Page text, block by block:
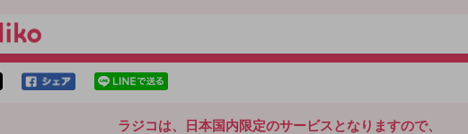
ラジコは、日本国内限定のサービスとなりますので、